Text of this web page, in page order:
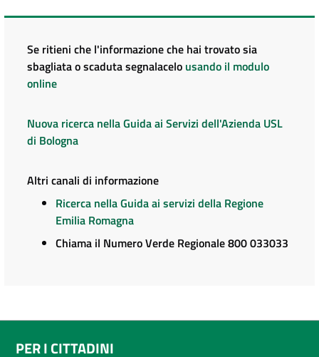
Se ritieni che l'informazione che hai trovato sia
sbagliata o scaduta segnalacelo usando il modulo
online
Nuova ricerca nella Guida ai Servizi dell'Azienda USL
di Bologna
Altri canali di informazione
Ricerca nella Guida ai servizi della Regione
Emilia Romagna
Chiama il Numero Verde Regionale 800 033033
PER I CITTADINI